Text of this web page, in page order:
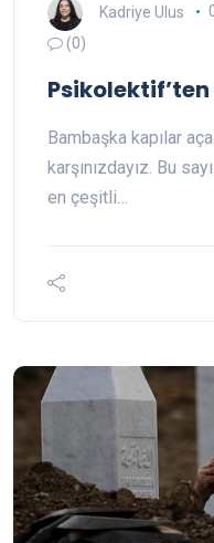
Kadriye Ulus
(0)
Psikolektif’ten
Bambaşka kapılar
karşınızdayız. Bu
en çeşitli…